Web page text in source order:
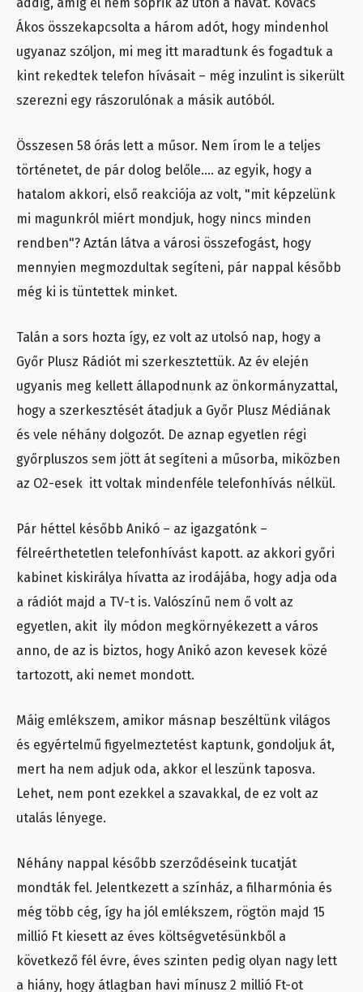
Ákos összekapcsolta a három adót, hogy mindenhol
ugyanaz szóljon, mi meg itt maradtunk és fogadtuk a
kint rekedtek telefon hívásait – még inzulint is sikerült
szerezni egy rászorulónak a másik autóból.
Összesen 58 órás lett a műsor. Nem írom le a teljes
történetet, de pár dolog belőle…. az egyik, hogy a
hatalom akkori, első reakciója az volt, "mit képzelünk
mi magunkról miért mondjuk, hogy nincs minden
rendben"? Aztán látva a városi összefogást, hogy
mennyien megmozdultak segíteni, pár nappal később
még ki is tüntettek minket.
Talán a sors hozta így, ez volt az utolsó nap, hogy a
Győr Plusz Rádiót mi szerkesztettük. Az év elején
ugyanis meg kellett állapodnunk az önkormányzattal,
hogy a szerkesztését átadjuk a Győr Plusz Médiának
és vele néhány dolgozót. De aznap egyetlen régi
győrpluszos sem jött át segíteni a műsorba, miközben
az O2-esek itt voltak mindenféle telefonhívás nélkül.
Pár héttel később Anikó – az igazgatónk –
félreérthetetlen telefonhívást kapott. az akkori győri
kabinet kiskirálya hívatta az irodájába, hogy adja oda
a rádiót majd a TV-t is. Valószínű nem ő volt az
egyetlen, akit ily módon megkörnyékezett a város
anno, de az is biztos, hogy Anikó azon kevesek közé
tartozott, aki nemet mondott.
Máig emlékszem, amikor másnap beszéltünk világos
és egyértelmű figyelmeztetést kaptunk, gondoljuk át,
mert ha nem adjuk oda, akkor el leszünk taposva.
Lehet, nem pont ezekkel a szavakkal, de ez volt az
utalás lényege.
Néhány nappal később szerződéseink tucatját
mondták fel. Jelentkezett a színház, a filharmónia és
még több cég, így ha jól emlékszem, rögtön majd 15
millió Ft kiesett az éves költségvetésünkből a
következő fél évre, éves szinten pedig olyan nagy lett
a hiány, hogy átlagban havi mínusz 2 millió Ft-ot